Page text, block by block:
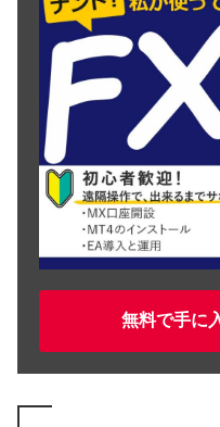
無料で手に